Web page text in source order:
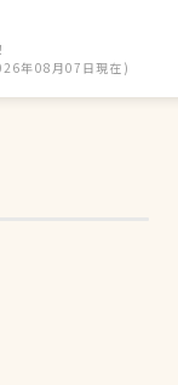
年08月07日現在)